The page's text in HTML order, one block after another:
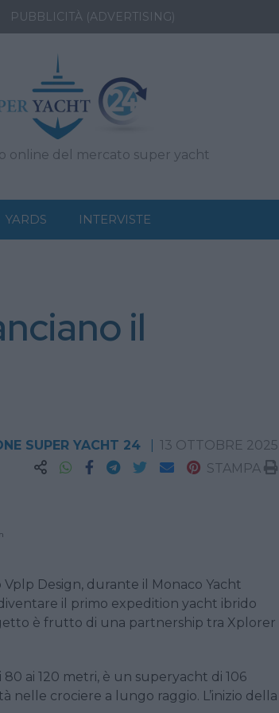
PUBBLICITÀ (ADVERTISING)
online del mercato super yacht
YARDS INTERVISTE
il
SUPER YACHT 24
13 OTTOBRE 2025
STAMPA
Design, durante il Monaco Yacht
il primo expedition yacht ibrido
è frutto di una partnership tra Xplorer
ai 120 metri, è un superyacht di 106
nelle crociere a lungo raggio. L’inizio della